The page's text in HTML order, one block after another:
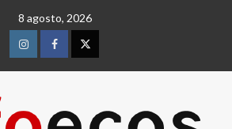
8 agosto, 2026
InstagramFacebookTwitter